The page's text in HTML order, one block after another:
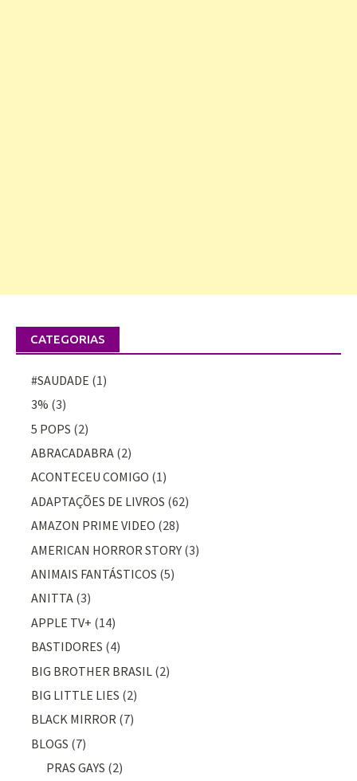
CATEGORIAS
#SAUDADE (1)
3% (3)
5 POPS (2)
ABRACADABRA (2)
ACONTECEU COMIGO (1)
ADAPTAÇÕES DE LIVROS (62)
AMAZON PRIME VIDEO (28)
AMERICAN HORROR STORY (3)
ANIMAIS FANTÁSTICOS (5)
ANITTA (3)
APPLE TV+ (14)
BASTIDORES (4)
BIG BROTHER BRASIL (2)
BIG LITTLE LIES (2)
BLACK MIRROR (7)
BLOGS (7)
PRAS GAYS (2)